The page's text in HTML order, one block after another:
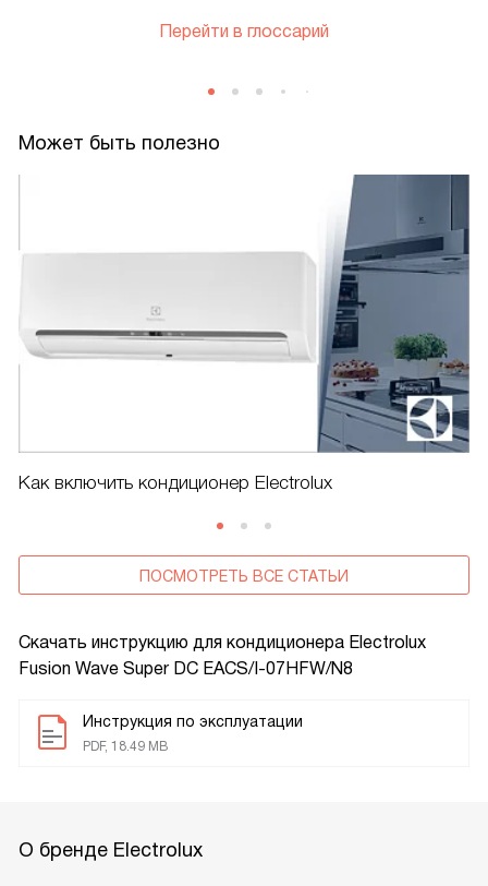
Скачать инструкцию для кондиционера Electrolux
Fusion Wave Super DC EACS/I-07HFW/N8
Инструкция по эксплуатации
PDF, 18.49 MB
Перейти в глоссарий
Может быть полезно
Как включить кондиционер Electrolux
ПОСМОТРЕТЬ ВСЕ СТАТЬИ
О бренде Electrolux